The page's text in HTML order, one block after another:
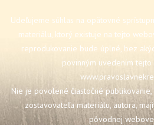
Udeľujeme súhlas na opätovné
materiálu, ktorý existuje na tejto
reprodukovanie bude úplné, bez
povinným uvedením
Nie je povolené čiastočné
zostavovateľa materiálu, autora,
pôvodnej